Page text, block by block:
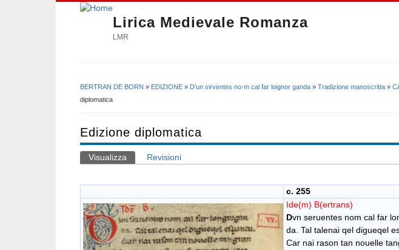
Lirica Medievale Romanza
LMR
Tu sei qui
BERTRAN DE BORN » EDIZIONE » D’un sirventes no·m cal far loignor ganda » Tradizione manoscritta »
diplomatica
Edizione diplomatica
Schede primarie
Visualizza (scheda attiva)
Revisioni
c. 255
Ide(m) B(ertrans)
Dvn seruentes nom cal far
da. Tal talenai qel digueqel
Car nai rason tan nouelle